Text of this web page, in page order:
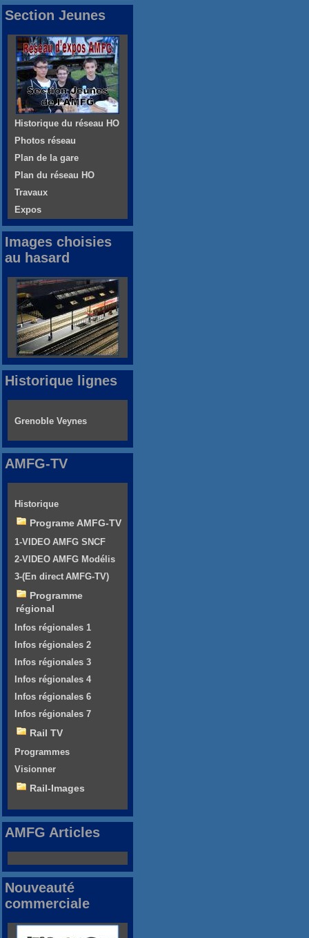
Section Jeunes
Historique du réseau HO
Photos réseau
Plan de la gare
Plan du réseau HO
Travaux
Expos
Images choisies
au hasard
Historique lignes
Grenoble Veynes
AMFG-TV
Historique
Programe AMFG-TV
1-VIDEO AMFG SNCF
2-VIDEO AMFG Modélis
3-(En direct AMFG-TV)
Programme
régional
Infos régionales 1
Infos régionales 2
Infos régionales 3
Infos régionales 4
Infos régionales 6
Infos régionales 7
Rail TV
Programmes
Visionner
Rail-Images
AMFG Articles
Nouveauté
commerciale